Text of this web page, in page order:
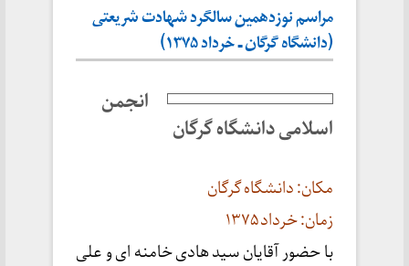
مراسم نوزدهمین سالگرد شهادت شریعتی
(دانشگاه گرگان ـ خرداد ۱۳۷۵)
انجمن
اسلامی دانشگاه گرگان
مکان: دانشگاه گرگان
زمان: خرداد ۱۳۷۵
با حضور آقایان سید هادی خامنه ای و علی